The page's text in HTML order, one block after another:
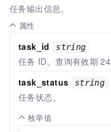
任务输出信息。
属性
task_id string
任务 ID。查询有效期 24
task_status
string
任务状态。
枚举值